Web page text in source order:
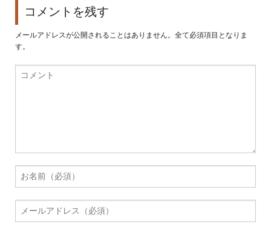
コメントを残す
メールアドレスが公開されることはありません。全て必須項目となりま
す。